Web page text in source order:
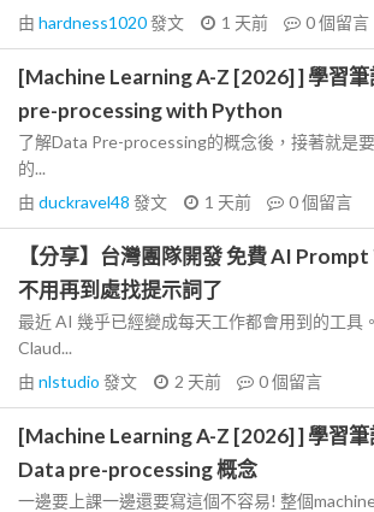
由 hardness1020發文 1 天前 0個留言
[Machine Learning A-Z [2026] ] 學習
pre-processing with Python
了解Data Pre-processing的概念後，接著就是
的...
由 duckravel48 發文 1 天前 0個留言
【分享】台灣團隊開發 免費 AI
不用再到處找提示詞了
最近 AI 幾乎已經變成每天工作都會用到的工具
Claud...
由 nlstudio 發文 2 天前 0個留言
[Machine Learning A-Z [2026] ] 學習筆
Data pre-processing 概念
一邊要上課一邊還要寫這個不容易! 整個